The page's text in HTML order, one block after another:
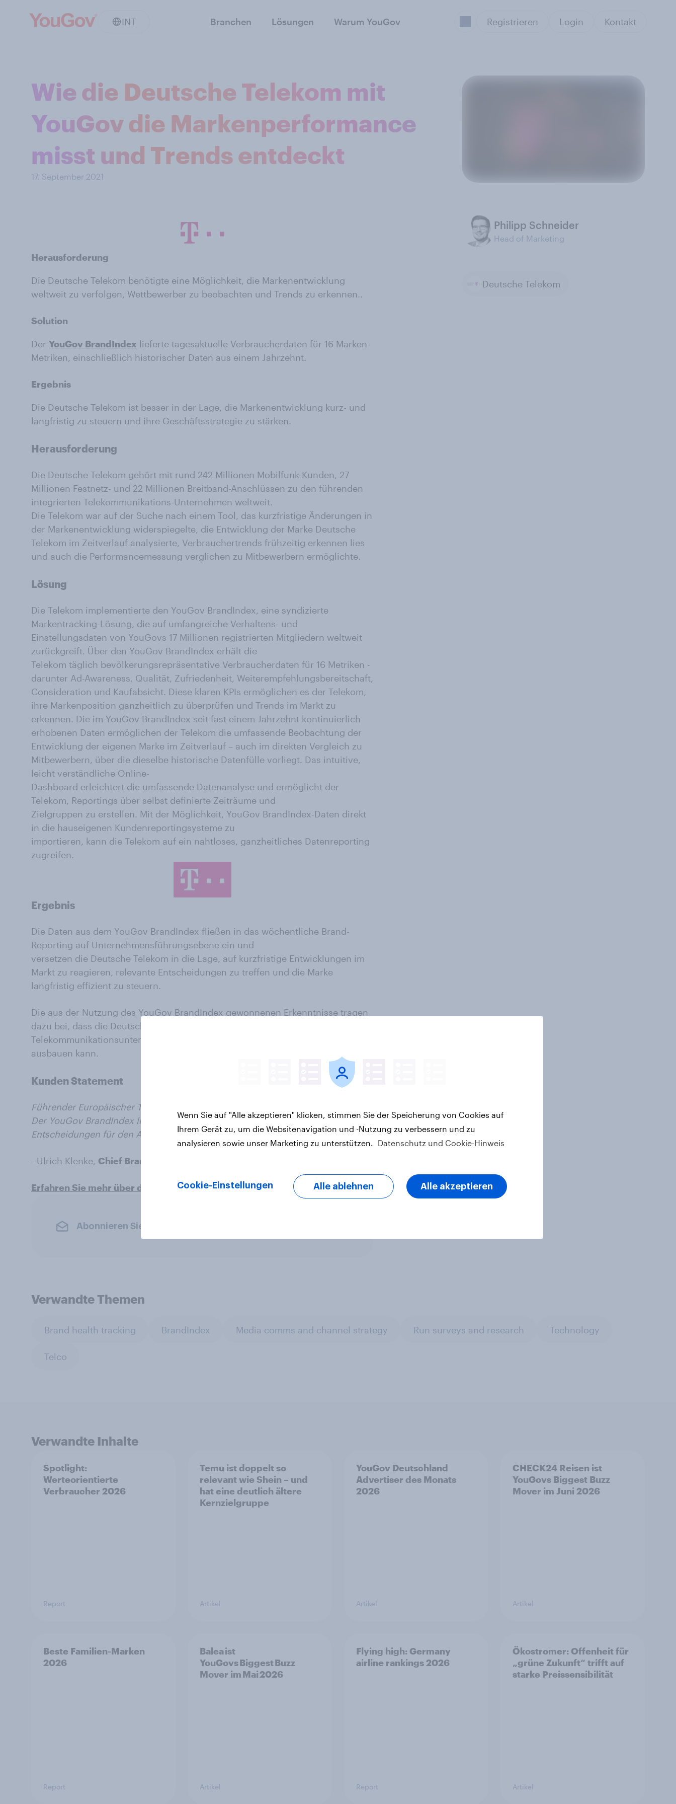
INT Branchen Lösungen Warum YouGov Registrieren Login Kontakt
Wie die Deutsche Telekom mit
YouGov die Markenperformance
misst und Trends entdeckt
17. September 2021
Herausforderung
Die Deutsche Telekom benötigte eine Möglichkeit, die Markenentwicklung
weltweit zu verfolgen, Wettbewerber zu beobachten und Trends zu erkennen..
Solution
Der YouGov BrandIndex lieferte tagesaktuelle Verbraucherdaten für 16 Marken-
Metriken, einschließlich historischer Daten aus einem Jahrzehnt.
Ergebnis
Die Deutsche Telekom ist besser in der Lage, die Markenentwicklung kurz- und
langfristig zu steuern und ihre Geschäftsstrategie zu stärken.
Herausforderung
Die Deutsche Telekom gehört mit rund 242 Millionen Mobilfunk-Kunden, 27
Millionen Festnetz- und 22 Millionen Breitband-Anschlüssen zu den führenden
integrierten Telekommunikations-Unternehmen weltweit.
Die Telekom war auf der Suche nach einem Tool, das kurzfristige Änderungen in
der Markenentwicklung widerspiegelte, die Entwicklung der Marke Deutsche
Telekom im Zeitverlauf analysierte, Verbrauchertrends frühzeitig erkennen lies
und auch die Performancemessung verglichen zu Mitbewerbern ermöglichte.
Lösung
Die Telekom implementierte den YouGov BrandIndex, eine syndizierte
Markentracking-Lösung, die auf umfangreiche Verhaltens- und
Einstellungsdaten von YouGovs 17 Millionen registrierten Mitgliedern weltweit
zurückgreift. Über den YouGov BrandIndex erhält die
Telekom täglich bevölkerungsrepräsentative Verbraucherdaten für 16 Metriken -
darunter Ad-Awareness, Qualität, Zufriedenheit, Weiterempfehlungsbereitschaft,
Consideration und Kaufabsicht. Diese klaren KPIs ermöglichen es der Telekom,
ihre Markenposition ganzheitlich zu überprüfen und Trends im Markt zu
erkennen. Die im YouGov BrandIndex seit fast einem Jahrzehnt kontinuierlich
erhobenen Daten ermöglichen der Telekom die umfassende Beobachtung der
Entwicklung der eigenen Marke im Zeitverlauf – auch im direkten Vergleich zu
Mitbewerbern, über die dieselbe historische Datenfülle vorliegt. Das intuitive,
leicht verständliche Online-
Dashboard erleichtert die umfassende Datenanalyse und ermöglicht der
Telekom, Reportings über selbst definierte Zeiträume und
Zielgruppen zu erstellen. Mit der Möglichkeit, YouGov BrandIndex-Daten direkt
in die hauseigenen Kundenreportingsysteme zu
importieren, kann die Telekom auf ein nahtloses, ganzheitliches Datenreporting
zugreifen.
Ergebnis
Die Daten aus dem YouGov BrandIndex fließen in das wöchentliche Brand-
Reporting auf Unternehmensführungsebene ein und
versetzen die Deutsche Telekom in die Lage, auf kurzfristige Entwicklungen im
Markt zu reagieren, relevante Entscheidungen zu treffen und die Marke
langfristig effizient zu steuern.
Die aus der Nutzung des YouGov BrandIndex gewonnenen Erkenntnisse tragen
dazu bei, dass die Deutsche Telekom ihre Position als führendes
Telekommunikationsunternehmen im deutschen Markt weiter festigen und
ausbauen kann.
Kunden Statement
Führender Europäischer Telekommunikationsanbieter lautet unser Anspruch.
Der YouGov BrandIndex liefert hierfür essenzielle Insights, um die richtigen
Entscheidungen für den Ausbau der Marke zu treffen“
- Ulrich Klenke, Chief Brand Officer, Deutsche Telekom
Erfahren Sie mehr über den YouGov BrandIndex
Abonnieren Sie den YouGov-Newsletter
Philipp Schneider
Head of Marketing
Deutsche Telekom
Verwandte Themen
Brand health tracking BrandIndex Media comms and channel strategy Run surveys and research Technology
Telco
Verwandte Inhalte
Spotlight:
Werteorientierte
Verbraucher 2026
Report
Temu ist doppelt so
relevant wie Shein – und
hat eine deutlich ältere
Kernzielgruppe
Artikel
YouGov Deutschland
Advertiser des Monats
2026
Artikel
CHECK24 Reisen ist
YouGovs Biggest Buzz
Mover im Juni 2026
Artikel
Beste Familien-Marken
2026
Report
Balea ist
YouGovs Biggest Buzz
Mover im Mai 2026
Artikel
Flying high: Germany
airline rankings 2026
Report
Ökostromer: Offenheit für
„grüne Zukunft“ trifft auf
starke Preissensibilität
Artikel
Wenn Sie auf "Alle akzeptieren" klicken, stimmen Sie der Speicherung von Cookies auf
Ihrem Gerät zu, um die Websitenavigation und -Nutzung zu verbessern und zu
analysieren sowie unser Marketing zu unterstützen. Datenschutz und Cookie-Hinweis
Cookie-Einstellungen Alle ablehnen Alle akzeptieren